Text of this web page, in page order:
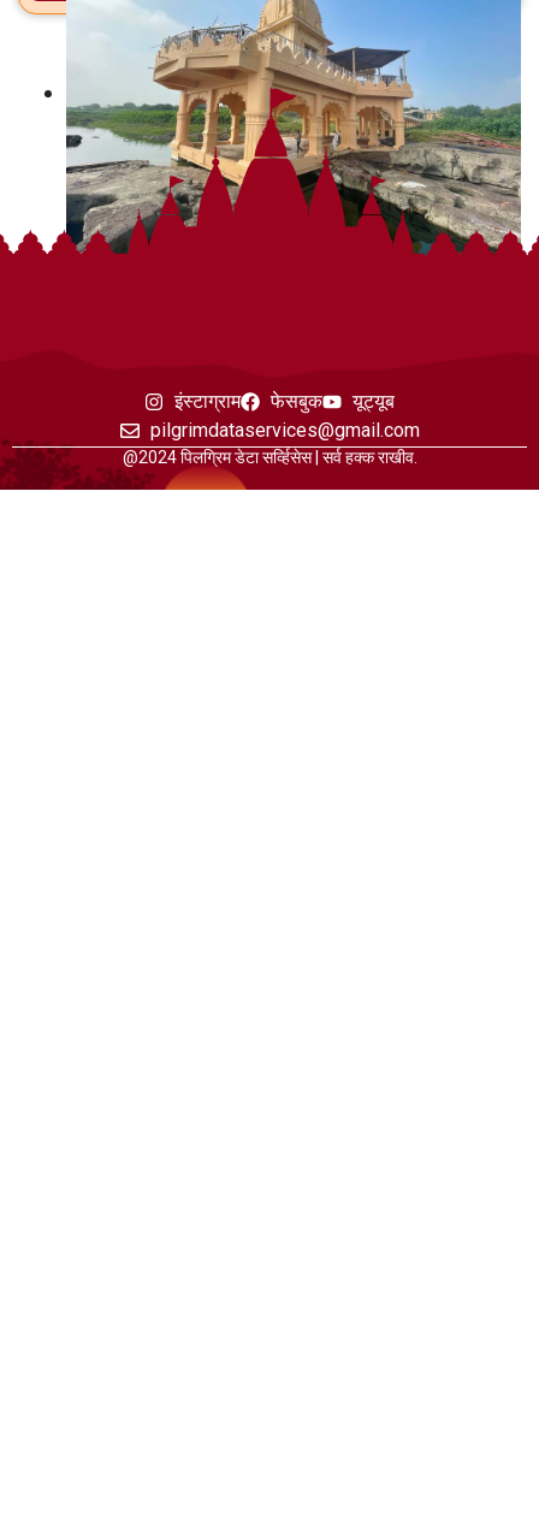
इंस्टाग्राम फेसबुक
यूट्यूब
pilgrimdataservices@gmail.com
@2024 पिलग्रिम डेटा सर्व्हिसेस | सर्व हक्क राखीव.